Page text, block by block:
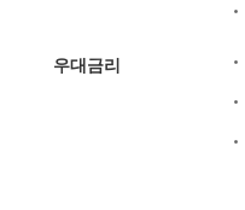
우대금리